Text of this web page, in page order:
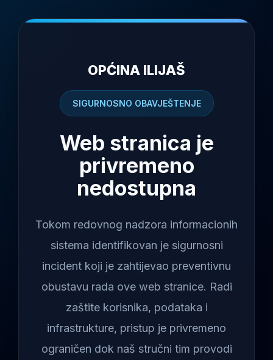
OPĆINA ILIJAŠ
SIGURNOSNO OBAVJEŠTENJE
Web stranica je
privremeno
nedostupna
Tokom redovnog nadzora informacionih
sistema identifikovan je sigurnosni
incident koji je zahtijevao preventivnu
obustavu rada ove web stranice. Radi
zaštite korisnika, podataka i
infrastrukture, pristup je privremeno
ograničen dok naš stručni tim provodi